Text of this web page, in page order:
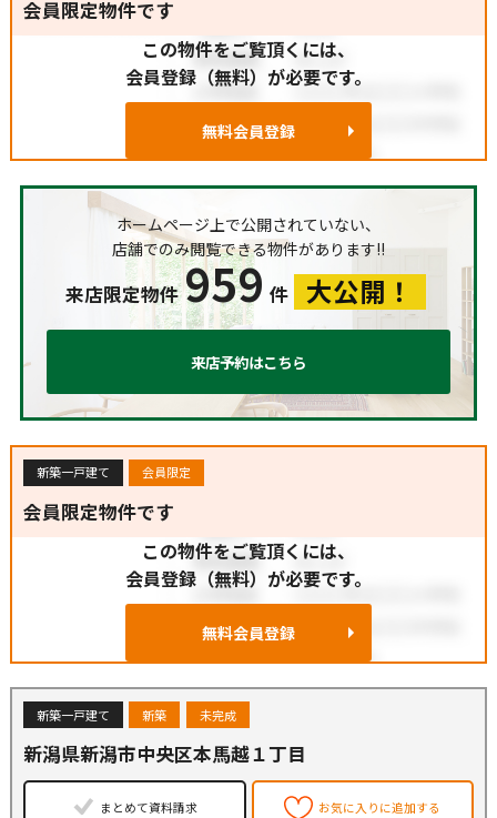
会員限定物件です
この物件をご覧頂くには、
会員登録（無料）が必要です。
無料会員登録
ホームページ上で公開されていない、
店舗でのみ閲覧できる物件があります!!
来店限定物件 959 件 大公開！
来店予約はこちら
新築一戸建て 会員限定
会員限定物件です
この物件をご覧頂くには、
会員登録（無料）が必要です。
無料会員登録
新築一戸建て 新築 未完成
新潟県新潟市中央区本馬越１丁目
まとめて資料請求 お気に入りに追加する